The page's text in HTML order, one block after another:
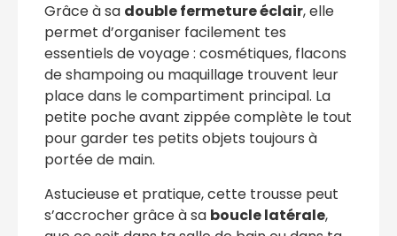
Grâce à sa double fermeture éclair, elle
permet d’organiser facilement tes
essentiels de voyage : cosmétiques, flacons
de shampoing ou maquillage trouvent leur
place dans le compartiment principal. La
petite poche avant zippée complète le tout
pour garder tes petits objets toujours à
portée de main.
Astucieuse et pratique, cette trousse peut
s’accrocher grâce à sa boucle latérale,